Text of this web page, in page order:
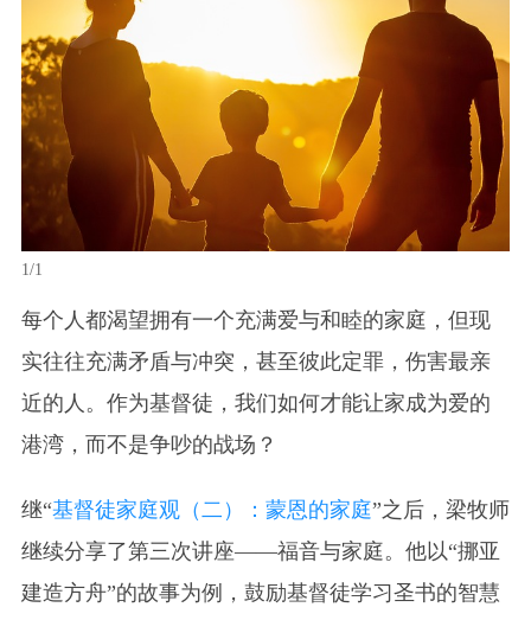
1/1
每个人都渴望拥有一个充满爱与和睦的家庭，但现
实往往充满矛盾与冲突，甚至彼此定罪，伤害最亲
近的人。作为基督徒，我们如何才能让家成为爱的
港湾，而不是争吵的战场？
继“基督徒家庭观（二）：蒙恩的家庭”之后，梁牧师
继续分享了第三次讲座——福音与家庭。他以“挪亚
建造方舟”的故事为例，鼓励基督徒学习圣书的智慧